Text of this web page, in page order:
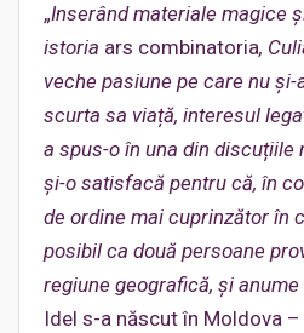
„Inserând materiale magice
istoria ars combinatoria,
veche pasiune pe care nu
scurta sa viață, interesul
a spus-o în una din discuțiile
și-o satisfacă pentru că, în
de ordine mai cuprinzător în
posibil ca două persoane
regiune geografică, și
Idel s-a născut în Moldova –